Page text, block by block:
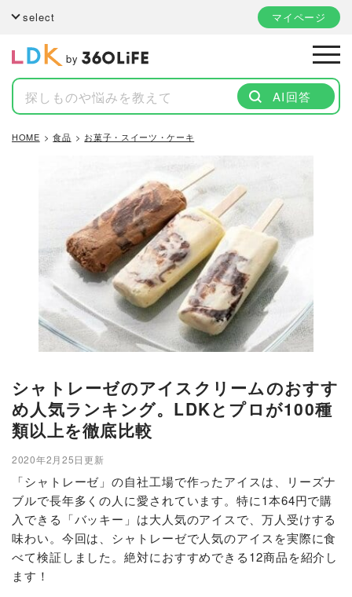
select マイページ
by
AI回答
HOME 食品 お菓子・スイーツ・ケーキ
シャトレーゼのアイスクリームのおすす
め人気ランキング。LDKとプロが100種
類以上を徹底比較
2020年2月25日更新
「シャトレーゼ」の自社工場で作ったアイスは、リーズナ
ブルで長年多くの人に愛されています。特に1本64円で購
入できる「バッキー」は大人気のアイスで、万人受けする
味わい。今回は、シャトレーゼで人気のアイスを実際に食
べて検証しました。絶対におすすめできる12商品を紹介し
ます！